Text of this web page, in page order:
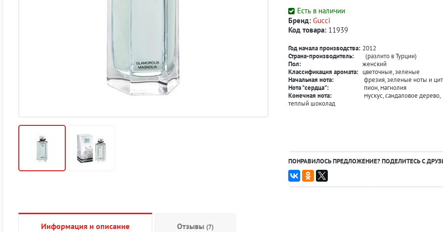
Есть в наличии
Бренд: Gucci
Код товара:11939
Год начала производства: 2012
Страна-производитель:
(разлито в Турции)
Пол:
женский
Классификация аромата: цветочные, зеленые
Начальная нота:
фрезия, зеленые ноты и
Нота "сердца":
пион, магнолия
Конечная нота:
мускус, сандаловое дерево,
теплый шоколад
ПОНРАВИЛОСЬ ПРЕДЛОЖЕНИЕ? ПОДЕЛИТЕСЬ С
Информация и описание Отзывы (7)